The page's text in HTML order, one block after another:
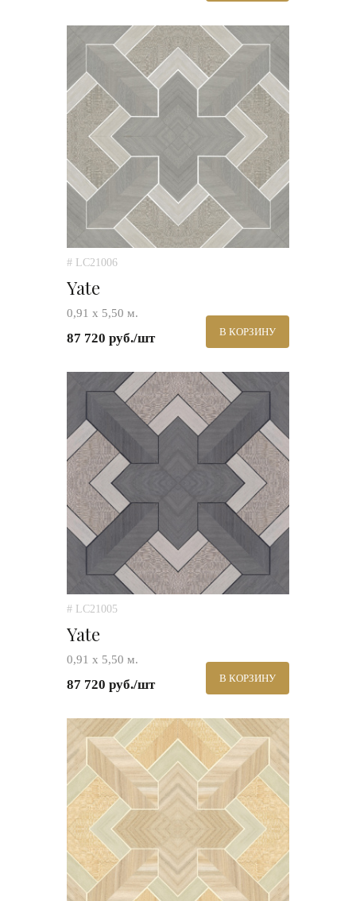
# LC21006
Yate
0,91 х 5,50 м.
87 720 руб./шт В КОРЗИНУ
# LC21005
Yate
0,91 х 5,50 м.
87 720 руб./шт В КОРЗИНУ